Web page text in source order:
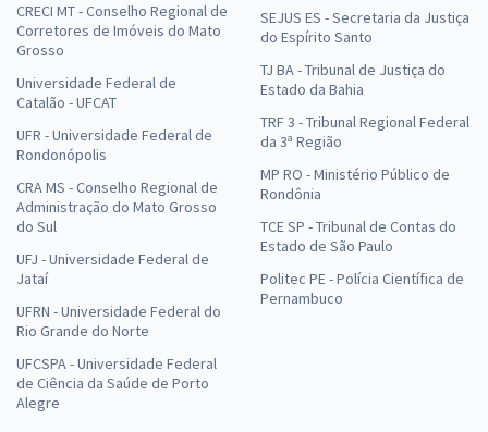
CRECI MT - Conselho Regional de
Corretores de Imóveis do Mato
Grosso
Universidade Federal de
Catalão - UFCAT
UFR - Universidade Federal de
Rondonópolis
CRA MS - Conselho Regional de
Administração do Mato Grosso
do Sul
UFJ - Universidade Federal de
Jataí
UFRN - Universidade Federal do
Rio Grande do Norte
UFCSPA - Universidade Federal
de Ciência da Saúde de Porto
Alegre
SEJUS ES - Secretaria da Justiça
do Espírito Santo
TJ BA - Tribunal de Justiça do
Estado da Bahia
TRF 3 - Tribunal Regional Federal
da 3ª Região
MP RO - Ministério Público de
Rondônia
TCE SP - Tribunal de Contas do
Estado de São Paulo
Politec PE - Polícia Científica de
Pernambuco